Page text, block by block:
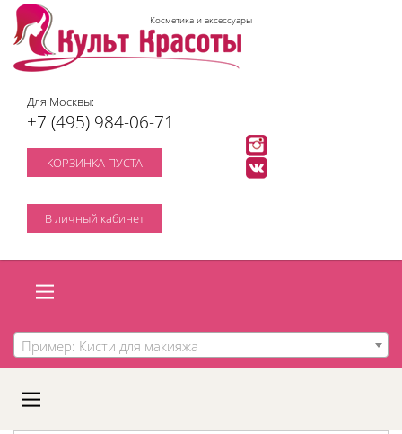
Косметика и аксессуары
Для Москвы:
+7 (495) 984-06-71
КОРЗИНКА ПУСТА
В личный кабинет
Пример: Кисти для макияжа
A
C
D